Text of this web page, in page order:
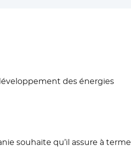
des énergies
souhaite qu’il assure à terme